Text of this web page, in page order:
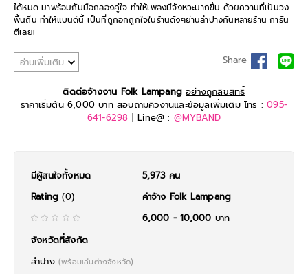
ได้หมด มาพร้อมกับมือกลองคู่ใจ ทำให้เพลงมีจังหวะมากขึ้น ด้วยความที่เป็นวง
พื้นถิ่น ทำให้แบนด์นี้ เป็นที่ถูกอกถูกใจในร้านดังๆย่านลำปางกันหลายร้าน การัน
ตีเลย!
อ่านเพิ่มเติม Share
ติดต่อจ้างงาน Folk Lampang อย่างถูกลิขสิทธิ์
ราคาเริ่มต้น 6,000 บาท สอบถามคิวงานและข้อมูลเพิ่มเติม โทร :095-
641-6298 | Line@ : @MYBAND
มีผู้สนใจทั้งหมด
5,973 คน
Rating (0)
ค่าจ้าง Folk Lampang
6,000 - 10,000 บาท
จังหวัดที่สังกัด
ลำปาง (พร้อมเล่นต่างจังหวัด)